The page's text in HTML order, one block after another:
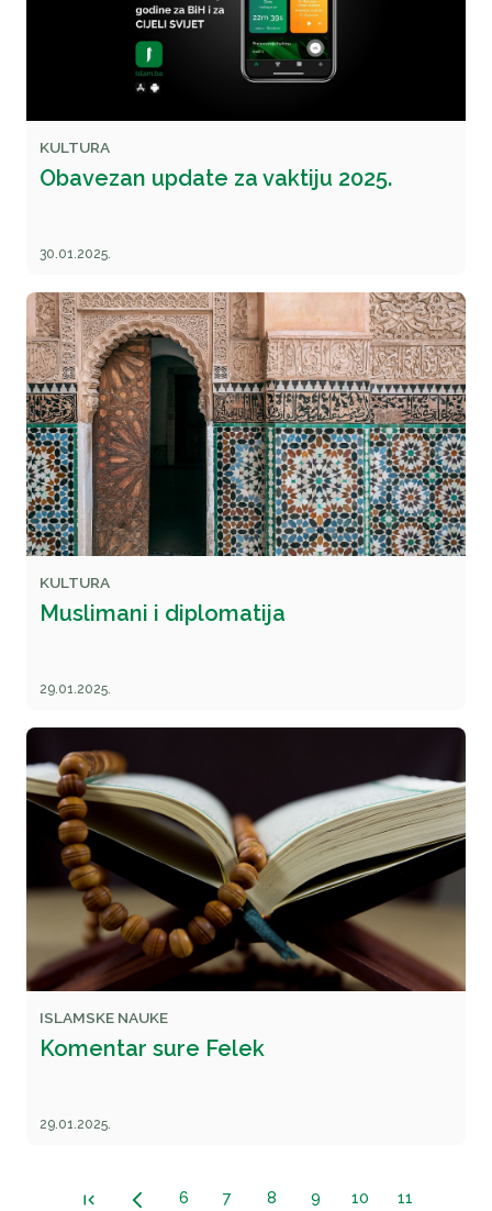
KULTURA
Obavezan update za vaktiju 2025.
30.01.2025.
KULTURA
Muslimani i diplomatija
29.01.2025.
ISLAMSKE NAUKE
Komentar sure Felek
29.01.2025.
first_page arrow_back_ios_new 6 7 8 9 10 11